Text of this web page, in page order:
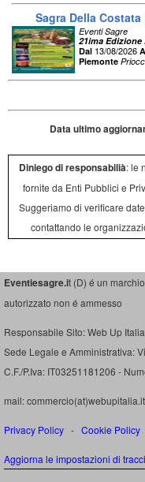
Sagra Della
Eventi Sagre
21ima Edizione
Dal 13/08/2026
Piemonte
Data ultimo
Diniego di responsabilià: le
fornite da Enti Pubblici e
Suggeriamo di verificare
contattando le
Eventiesagre.it (D) é un
autorizzato non é ammesso
Responsabile Sito: Web Up
Sede Legale e Amministrativa:
C.F./P.Iva: IT03251181206 -
mail: commercio(at)webupitalia.it
Privacy Policy - Cookie Policy
Aggiorna le impostazioni di